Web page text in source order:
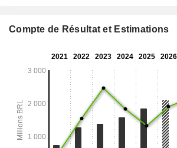
services de maintenance. La société
de structures tubulaires en acier et
construction civile, ainsi que des
béton et des services d’ingénierie
Compte de Résultat et Estimations